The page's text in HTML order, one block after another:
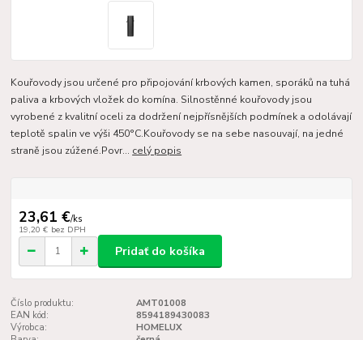
Kouřovody jsou určené pro připojování krbových kamen, sporáků na tuhá
paliva a krbových vložek do komína. Silnostěnné kouřovody jsou
vyrobené z kvalitní oceli za dodržení nejpřísnějších podmínek a odolávají
teplotě spalin ve výši 450°C.Kouřovody se na sebe nasouvají, na jedné
straně jsou zúžené.Povr... celý popis
23,61 €/ks
19,20 € bez DPH
Pridať do košíka
Číslo produktu:
AMT01008
EAN kód:
8594189430083
Výrobca:
HOMELUX